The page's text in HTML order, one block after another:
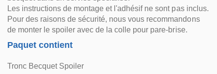
Les instructions de montage et l'adhésif ne sont pas inclus.
Pour des raisons de sécurité, nous vous recommandons
de monter le spoiler avec de la colle pour pare-brise.
Paquet contient
Tronc Becquet Spoiler